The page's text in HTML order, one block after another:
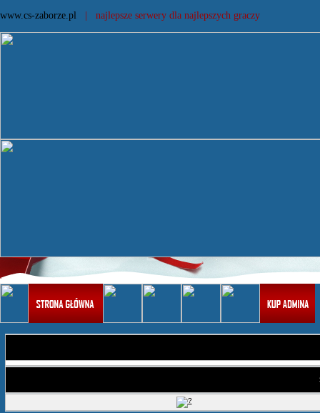
www.cs-zaborze.pl | najlepsze serwery dla najlepszych graczy